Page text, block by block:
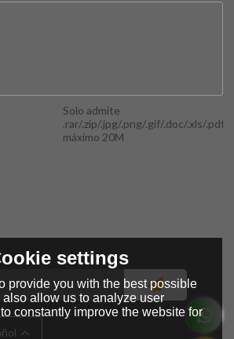
Solo admite
.rar/.zip/.jpg/.png/.gif/.doc/.xls/.pdf,
máximo 20M
settings
provide you with the best possible
allow us to analyze user
constantly improve the website for